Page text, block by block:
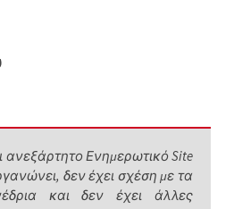
ανεξάρτητο Ενημερωτικό Site
δεν έχει σχέση με τα
και δεν έχει άλλες